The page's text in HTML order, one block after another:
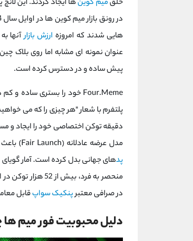
خلقمیم ‌کوین‌ها ایجاد کردند. این
‌هایی شدند که امروزه ارزش بازار
پیش ساده و در دسترس کرده است.
Four.Meme خود را بستری ساده و کم ‌هزینه برای خلق و عرضه
پلتفرم با شعار "هر چیزی را که می
دقیقه توکن اختصاصی خود را ایجاد و
مدل عرضه عادلانه (Fair Launch) باعث جذب گسترده کاربران شده و
پد
منحصر به‌ فرد،
در صرافی معتبرپنکیک ‌سواپقابل
دلیل محبوبیت فور میم